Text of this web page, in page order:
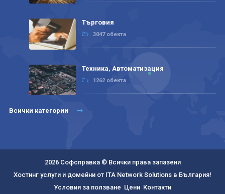
Търговия
3047 обекта
Техника, Автоматизация
1262 обекта
Всички категории
2026 Софсправка © Всички права запазени
Хостинг услуги и домейни от ITA Network Solutions в България!
Условия за ползване Цени Контакти